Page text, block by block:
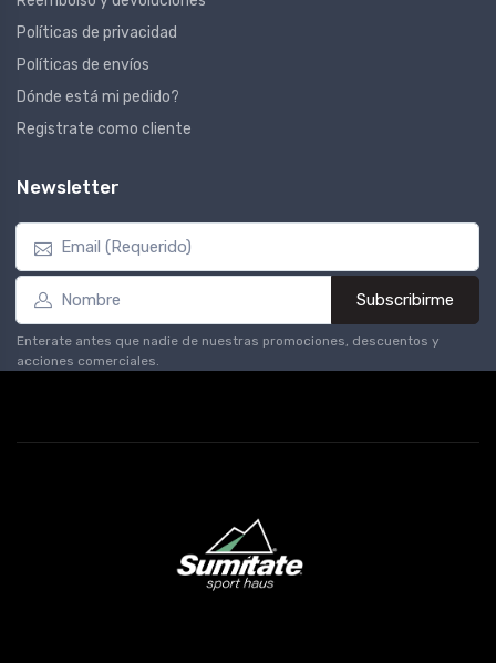
Políticas de privacidad
Políticas de envíos
Dónde está mi pedido?
Registrate como cliente
Newsletter
Subscribirme
Enterate antes que nadie de nuestras promociones, descuentos y
acciones comerciales.